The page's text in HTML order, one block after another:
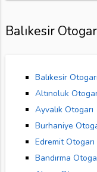
Balıkesir
Balıkesir Otogarı
Altınoluk
Ayvalık Otogarı
Burhaniye
Edremit Otogarı
Bandırma